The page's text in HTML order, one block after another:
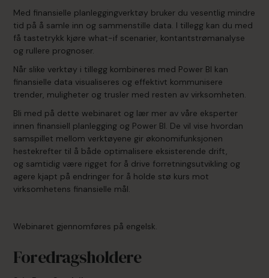
Med finansielle planleggingverktøy bruker du vesentlig mindre
tid på å samle inn og sammenstille data. I tillegg kan du med
få tastetrykk kjøre what-if scenarier, kontantstrømanalyse
og rullere prognoser.
Når slike verktøy i tillegg kombineres med Power BI kan
finansielle data visualiseres og effektivt kommunisere
trender, muligheter og trusler med resten av virksomheten.
Bli med på dette webinaret og lær mer av våre eksperter
innen finansiell planlegging og Power BI. De vil vise hvordan
samspillet mellom verktøyene gir økonomifunksjonen
hestekrefter til å både optimalisere eksisterende drift,
og samtidig være rigget for å drive forretningsutvikling og
agere kjapt på endringer for å holde stø kurs mot
virksomhetens finansielle mål.
Webinaret gjennomføres på engelsk.
Foredragsholdere